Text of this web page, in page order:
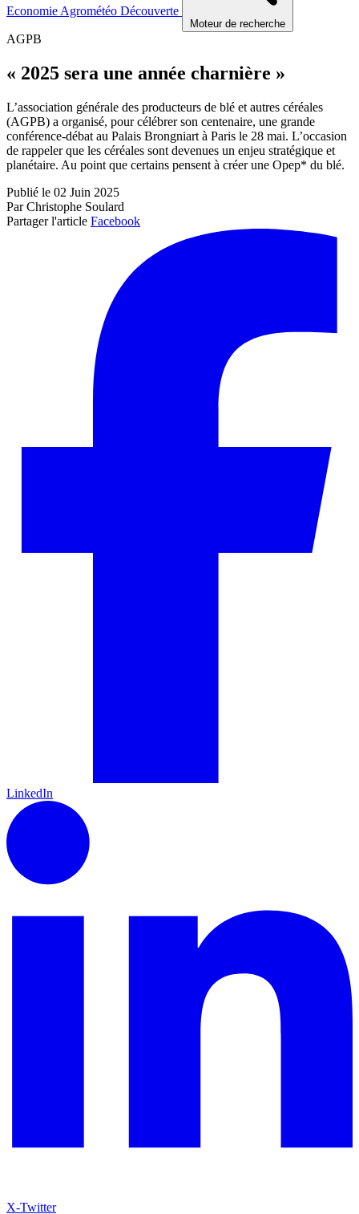
Economie Agrométéo Découverte
Moteur de recherche
AGPB
« 2025 sera une année charnière »
L’association générale des producteurs de blé et autres céréales
(AGPB) a organisé, pour célébrer son centenaire, une grande
conférence-débat au Palais Brongniart à Paris le 28 mai. L’occasion
de rappeler que les céréales sont devenues un enjeu stratégique et
planétaire. Au point que certains pensent à créer une Opep* du blé.
Publié le 02 Juin 2025
Par Christophe Soulard
Partager l'article Facebook
LinkedIn
X-Twitter